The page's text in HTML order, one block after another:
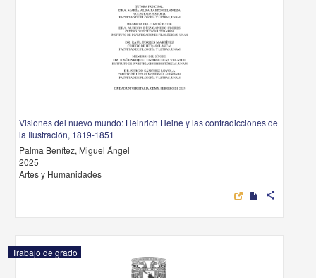
Visiones del nuevo mundo: Heinrich Heine y las contradicciones de
la Ilustración, 1819-1851
Palma Benítez, Miguel Ángel
2025
Artes y Humanidades
share
Trabajo de grado